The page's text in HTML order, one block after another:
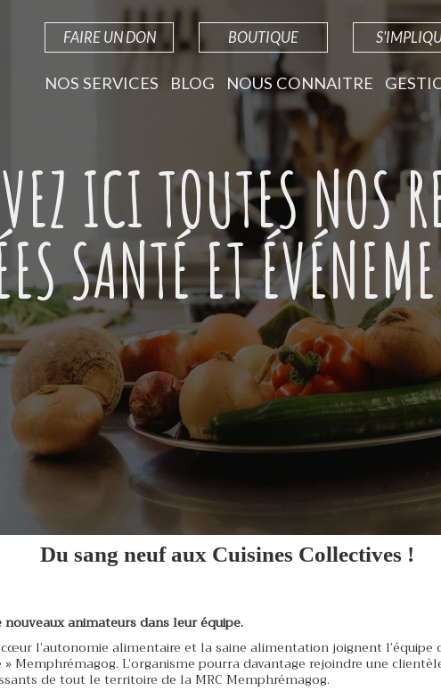
FAIRE UN DON BOUTIQUE
NOS SERVICES BLOG NOUS CONNAITRE
ICI TOUTES NOS
SANTÉ ET
Du sang neuf aux Cuisines Collectives !
animateurs dans leur équipe.
l’autonomie alimentaire et la saine alimentation joignent l’équipe
Memphrémagog. L’organisme pourra davantage rejoindre une
de tout le territoire de la MRC Memphrémagog.